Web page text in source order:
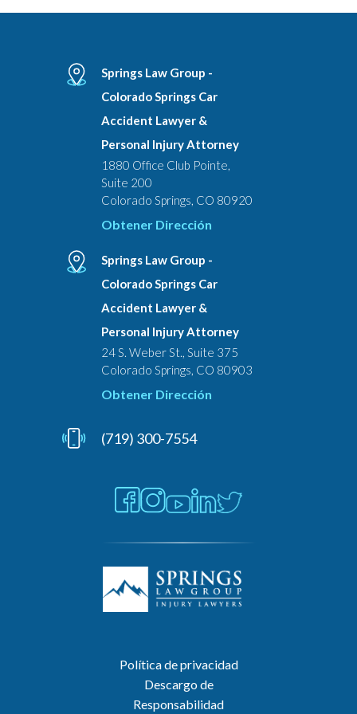
Springs Law Group -
Colorado Springs Car
Accident Lawyer &
Personal Injury Attorney
1880 Office Club Pointe,
Suite 200
Colorado Springs, CO 80920
Obtener Dirección
Springs Law Group -
Colorado Springs Car
Accident Lawyer &
Personal Injury Attorney
24 S. Weber St., Suite 375
Colorado Springs, CO 80903
Obtener Dirección
(719) 300-7554
Política de privacidad
Descargo de
Responsabilidad